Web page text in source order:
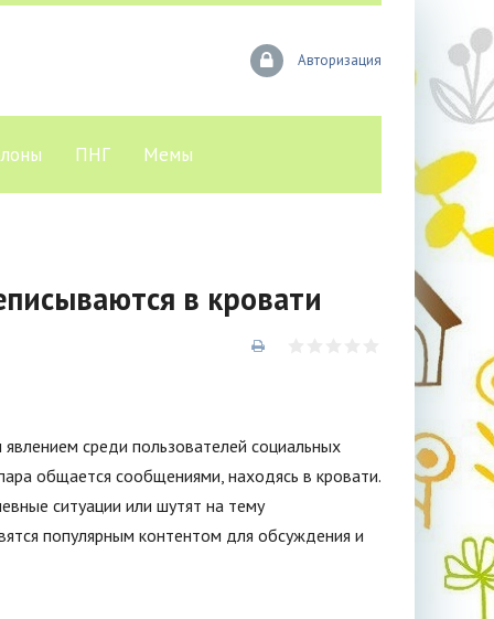
Авторизация
ПНГ Мемы
в кровати
среди пользователей социальных
общается сообщениями, находясь в кровати.
ситуации или шутят на тему
популярным контентом для обсуждения и